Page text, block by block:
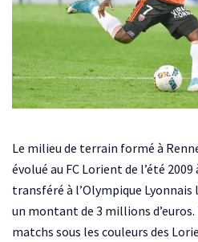
Le milieu de terrain formé à
évolué au FC Lorient de l’été 2009
transféré à l’Olympique
un montant de 3 millions
matchs sous les couleurs des